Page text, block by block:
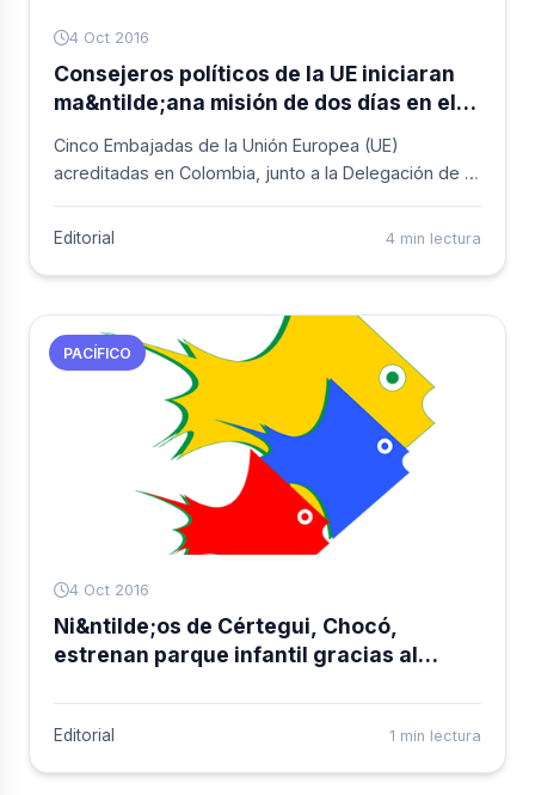
4 Oct 2016
Consejeros políticos de la UE iniciaran
ma&ntilde;ana misión de dos días en el
Cinco Embajadas de la Unión Europea (UE)
acreditadas en Colombia, junto a la Delegación de la
de dos días al Chocó para conocer sobre el terreno
de derechos humanos en la zona.
Editorial 4 min lectura
PACÍFICO
4 Oct 2016
Ni&ntilde;os de Cértegui, Chocó,
estrenan parque infantil gracias al
Editorial 1 min lectura